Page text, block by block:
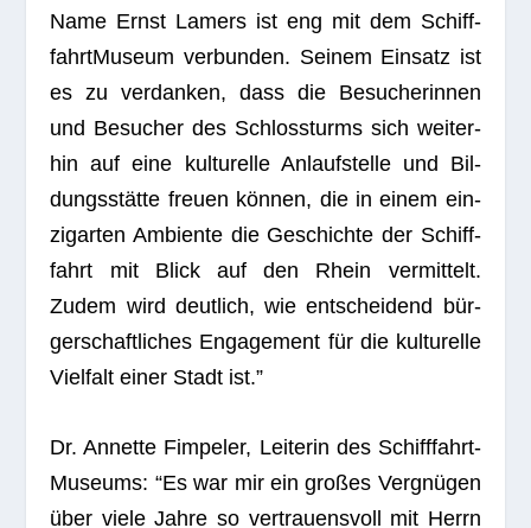
Name Ernst Lamers ist eng mit dem Schiff­
fahrt­Mu­seum ver­bun­den. Sei­nem Ein­satz ist
es zu ver­dan­ken, dass die Besu­che­rin­nen
und Besu­cher des Schloss­turms sich wei­ter­
hin auf eine kul­tu­relle Anlauf­stelle und Bil­
dungs­stätte freuen kön­nen, die in einem ein­
zi­gar­ten Ambi­ente die Geschichte der Schiff­
fahrt mit Blick auf den Rhein ver­mit­telt.
Zudem wird deut­lich, wie ent­schei­dend bür­
ger­schaft­li­ches Enga­ge­ment für die kul­tu­relle
Viel­falt einer Stadt ist.”
Dr. Annette Fim­pe­ler, Lei­te­rin des Schiff­fahrt­
Mu­se­ums: “Es war mir ein gro­ßes Ver­gnü­gen
über viele Jahre so ver­trau­ens­voll mit Herrn